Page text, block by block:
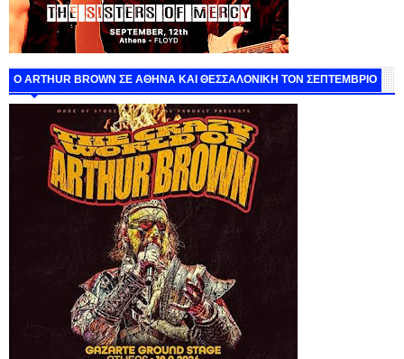
O ARTHUR BROWN ΣΕ ΑΘΗΝΑ ΚΑΙ ΘΕΣΣΑΛΟΝΙΚΗ ΤΟΝ ΣΕΠΤΕΜΒΡΙΟ